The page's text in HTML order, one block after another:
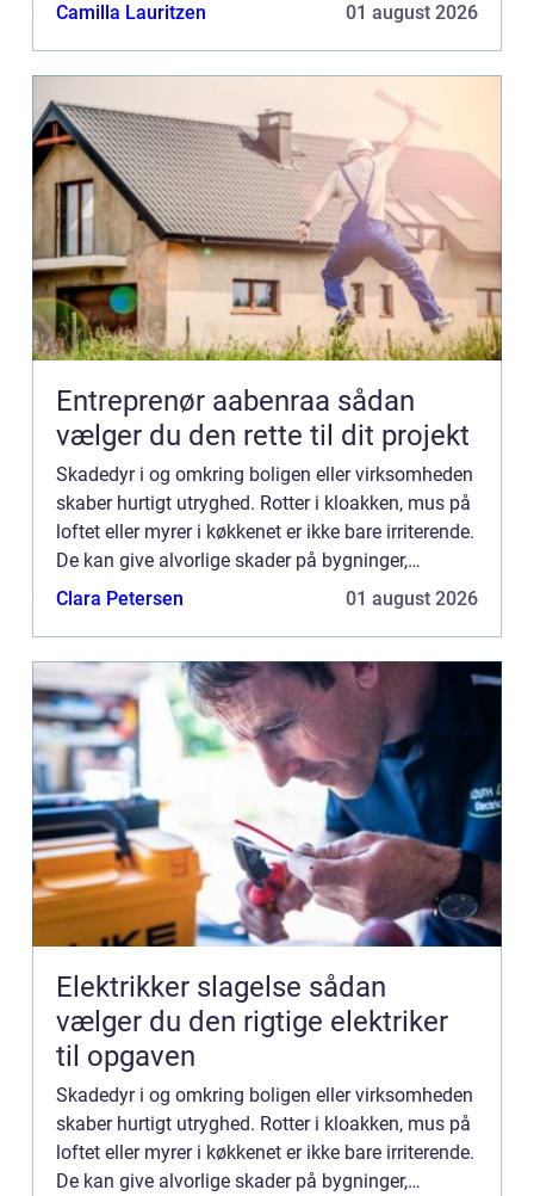
Camilla Lauritzen 01 august 2026
Entreprenør aabenraa sådan
vælger du den rette til dit projekt
Skadedyr i og omkring boligen eller virksomheden
skaber hurtigt utryghed. Rotter i kloakken, mus på
loftet eller myrer i køkkenet er ikke bare irriterende.
De kan give alvorlige skader på bygninger,
inventar og i værste fald ...
Clara Petersen 01 august 2026
Elektrikker slagelse sådan
vælger du den rigtige elektriker
til opgaven
Skadedyr i og omkring boligen eller virksomheden
skaber hurtigt utryghed. Rotter i kloakken, mus på
loftet eller myrer i køkkenet er ikke bare irriterende.
De kan give alvorlige skader på bygninger,